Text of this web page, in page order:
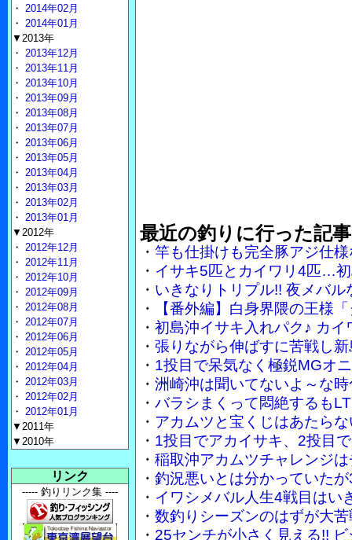
最近の釣りに行った記事
・ 竿も仕掛けも完全豚アジ仕
・ イサキ5匹とカイワリ4匹…
・ いきなりトリプル!! 夜メバ
・
【番外編】白身界隈の王様
・ 初島沖イサキ入れパク♪ カ
・ 張りながら伸ばすに苦戦し
・ 1投目で呆気なく極鋭MGオ
・ 洲崎沖は聞いてないよ～な
・ バラシまくって悶絶するも
・ アカムツと宝くじはあたら
・ 1投目でアカイサキ、2投目
・ 稲取沖アカムツチャレンジ
・ 釣況悪いとは分かっていた
・ イワシメバル人生4戦目はい
・ 数釣りシーズンのはずが大
・ 25センチが小さく見える!!
・ 2014年02月
・ 2014年01月
▼2013年
・ 2013年12月
・ 2013年11月
・ 2013年10月
・ 2013年09月
・ 2013年08月
・ 2013年07月
・ 2013年06月
・ 2013年05月
・ 2013年04月
・ 2013年03月
・ 2013年02月
・ 2013年01月
▼2012年
・ 2012年12月
・ 2012年11月
・ 2012年10月
・ 2012年09月
・ 2012年08月
・ 2012年07月
・ 2012年06月
・ 2012年05月
・ 2012年04月
・ 2012年03月
・ 2012年02月
・ 2012年01月
▼2011年
▼2010年
リンク
----- 釣りリンク集 ----